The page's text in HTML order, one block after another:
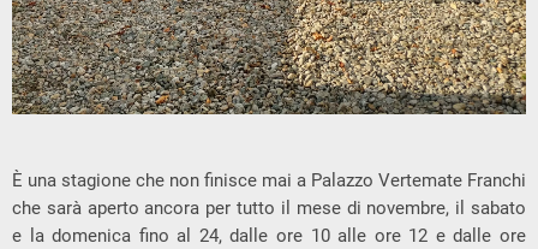
È una stagione che non finisce mai a Palazzo Vertemate Franchi
che sarà aperto ancora per tutto il mese di novembre, il sabato
e la domenica fino al 24, dalle ore 10 alle ore 12 e dalle ore